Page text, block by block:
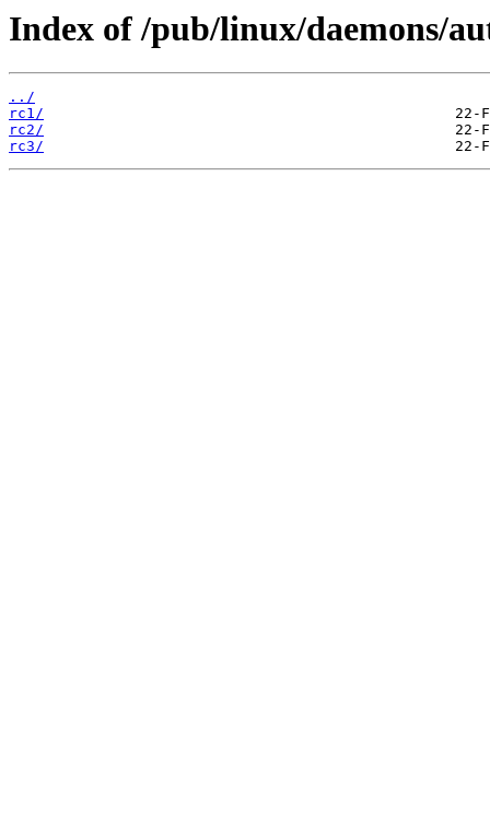
Index of /pub/linux/daemons/
../
rc1/
rc2/
rc3/